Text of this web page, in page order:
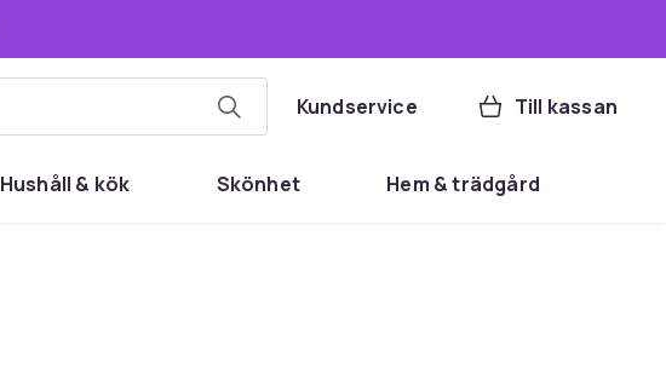
Kundservice Till kassan
Hushåll & kök Skönhet Hem & trädgård